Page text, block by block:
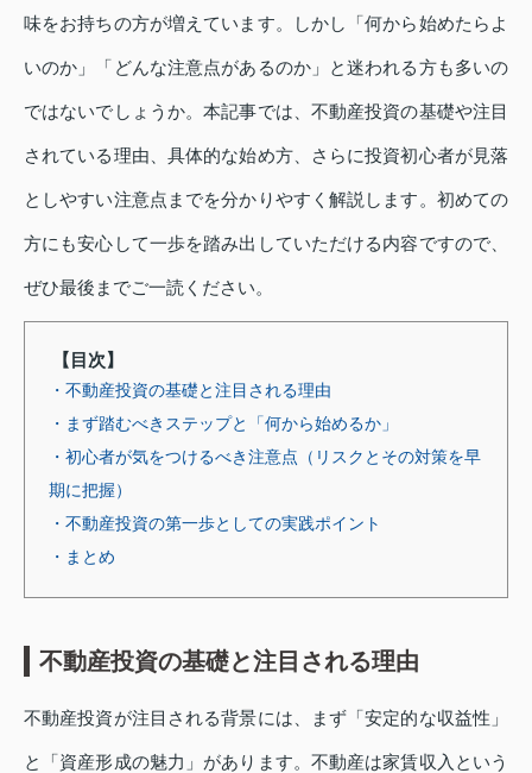
味をお持ちの方が増えています。しかし「何から始めたらよ
いのか」「どんな注意点があるのか」と迷われる方も多いの
ではないでしょうか。本記事では、不動産投資の基礎や注目
されている理由、具体的な始め方、さらに投資初心者が見落
としやすい注意点までを分かりやすく解説します。初めての
方にも安心して一歩を踏み出していただける内容ですので、
ぜひ最後までご一読ください。
【目次】
・不動産投資の基礎と注目される理由
・まず踏むべきステップと「何から始めるか」
・初心者が気をつけるべき注意点（リスクとその対策を早
期に把握）
・不動産投資の第一歩としての実践ポイント
・まとめ
不動産投資の基礎と注目される理由
不動産投資が注目される背景には、まず「安定的な収益性」
と「資産形成の魅力」があります。不動産は家賃収入という